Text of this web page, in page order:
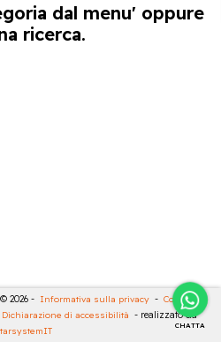
CHATTA
dal menu' oppure
ricerca.
2026 - Informativa sulla privacy - Cookies
Dichiarazione di accessibilità - realizzato da